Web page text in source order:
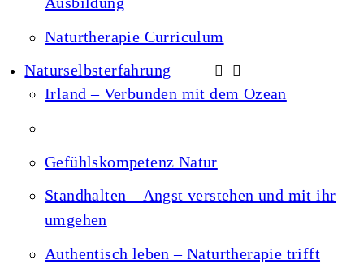
Naturtherapie Curriculum
Naturselbsterfahrung
Irland – Verbunden mit dem Ozean
Gefühlskompetenz Natur
Standhalten – Angst verstehen und mit ihr
umgehen
Authentisch leben – Naturtherapie trifft